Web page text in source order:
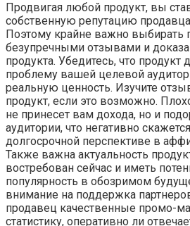
Продвигая любой продукт, вы
собственную репутацию
Поэтому крайне важно выбирать
безупречными отзывами и
продукта. Убедитесь, что продукт
проблему вашей целевой
реальную ценность. Изучите
продукт, если это возможно.
не принесет вам дохода, но и
аудитории, что негативно
долгосрочной перспективе в
Также важна актуальность
востребован сейчас и иметь
популярность в обозримом
внимание на поддержка
продавец качественные промо-
статистику, оперативно ли